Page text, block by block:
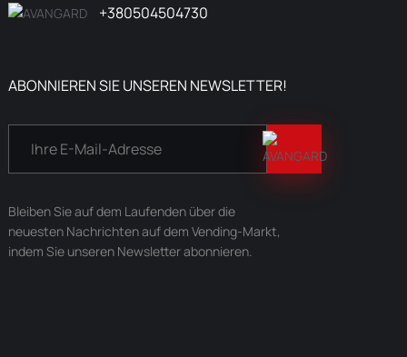
+380504504730
ABONNIEREN SIE UNSEREN NEWSLETTER!
Bleiben Sie auf dem Laufenden über die
neuesten Nachrichten auf dem Vending-Markt,
indem Sie unseren Newsletter abonnieren.